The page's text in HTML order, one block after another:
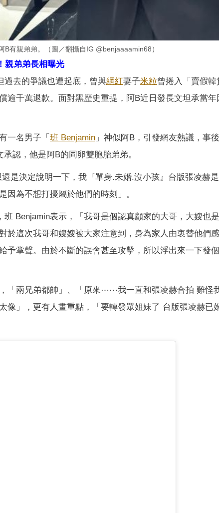
B有親弟弟。（圖／翻攝自IG @benjaaaamin68）
親弟弟長相曝光
過去的爭議也遭起底，曾與網紅妻子米粒曾捲入「賣假
逾千萬退款。面對黑歷史重提，阿B近日發長文坦承當
一名男子「 班 Benjamin 」神似阿B，引發網友熱議，事
認，他是阿B的同卵雙胞胎弟弟。
是決定說明一下，我『單身.未婚.沒小孩』台版張凌赫
因為不想打擾屬於他們的時刻」。
班 Benjamin表示，「我哥是個認真顧家的大哥，大嫂也
於這次我哥和嫂嫂被大家注意到，身為家人由衷替他們
予掌聲。由於不斷的誤會甚至攻擊，所以浮出來一下發
「兩兄弟都帥」、「原來⋯⋯我一直和張凌赫合拍 難怪
像」，更有人畫重點，「要轉發眾姐妹了 台版張凌赫已